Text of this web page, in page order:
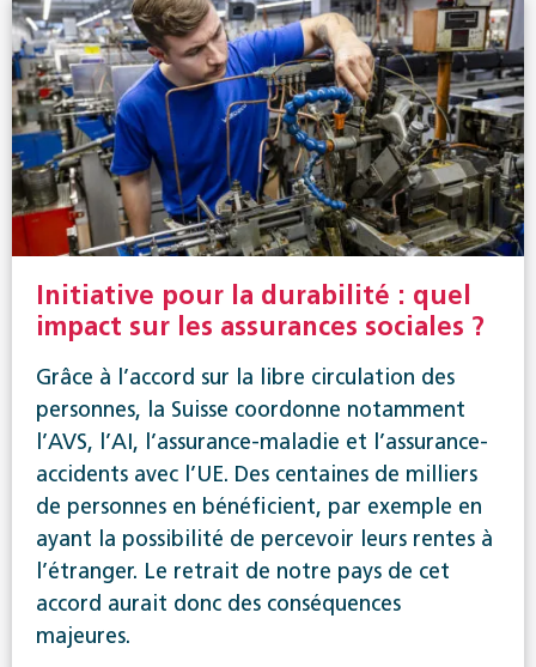
Initiative pour la durabilité : quel
impact sur les assurances sociales ?
Grâce à l’accord sur la libre circulation des
personnes, la Suisse coordonne notamment
l’AVS, l’AI, l’assurance-maladie et l’assurance-
accidents avec l’UE. Des centaines de milliers
de personnes en bénéficient, par exemple en
ayant la possibilité de percevoir leurs rentes à
l’étranger. Le retrait de notre pays de cet
accord aurait donc des conséquences
majeures.